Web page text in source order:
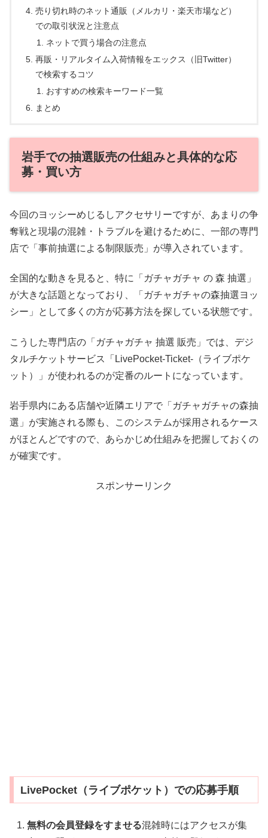
売り切れ時のネット通販（メルカリ・楽天市場など）
での取引状況と注意点
ネットで買う場合の注意点
再販・リアルタイム入荷情報をエックス（旧Twitter）
で検索するコツ
おすすめの検索キーワード一覧
まとめ
岩手での抽選販売の仕組みと具体的な応
募・買い方
今回のヨッシーめじるしアクセサリーですが、あまりの争
奪戦と現場の混雑・トラブルを避けるために、一部の専門
店で「事前抽選による制限販売」が導入されています。
全国的な動きを見ると、特に「ガチャガチャ の 森 抽選」
が大きな話題となっており、「ガチャガチャの森抽選ヨッ
シー」として多くの方が応募方法を探している状態です。
こうした専門店の「ガチャガチャ 抽選 販売」では、デジ
タルチケットサービス「LivePocket-Ticket-（ライブポケ
ット）」が使われるのが定番のルートになっています。
岩手県内にある店舗や近隣エリアで「ガチャガチャの森抽
選」が実施される際も、このシステムが採用されるケース
がほとんどですので、あらかじめ仕組みを把握しておくの
が確実です。
スポンサーリンク
LivePocket（ライブポケット）での応募手順
無料の会員登録をすませる混雑時にはアクセスが集